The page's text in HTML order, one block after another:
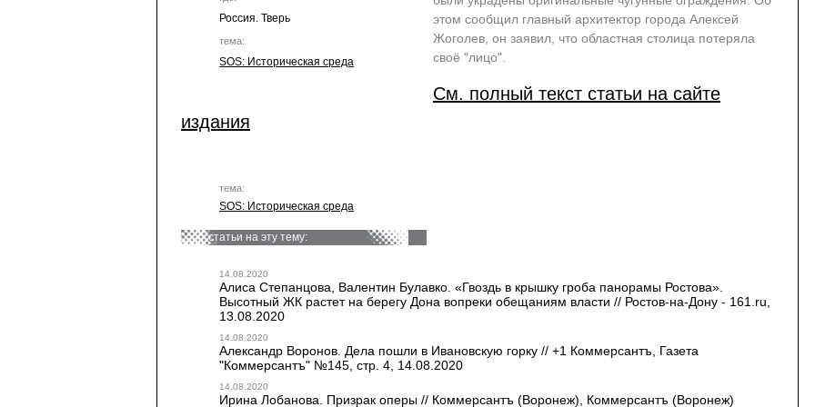
Россия. Тверь
тема:
SOS: Историческая среда
этом сообщил главный архитектор города Алексей
Жоголев, он заявил, что областная столица потеряла
своё "лицо".
См. полный текст статьи на сайте
издания
тема:
SOS: Историческая среда
статьи на эту тему:
14.08.2020
Алиса Степанцова, Валентин Булавко. «Гвоздь в крышку гроба панорамы Ростова».
Высотный ЖК растет на берегу Дона вопреки обещаниям власти // Ростов-на-Дону - 161.ru,
13.08.2020
14.08.2020
Александр Воронов. Дела пошли в Ивановскую горку // +1 Коммерсантъ, Газета
"Коммерсантъ" №145, стр. 4, 14.08.2020
14.08.2020
Ирина Лобанова. Призрак оперы // Коммерсантъ (Воронеж), Коммерсантъ (Воронеж)